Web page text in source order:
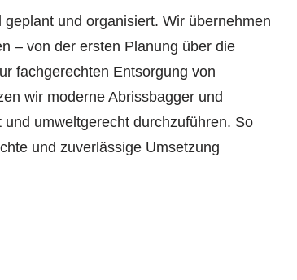
und organisiert. Wir übernehmen
– von der ersten Planung über die
fachgerechten Entsorgung von
wir moderne Abrissbagger und
umweltgerecht durchzuführen. So
und zuverlässige Umsetzung